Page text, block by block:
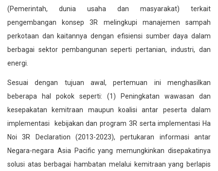
(Pemerintah, dunia usaha dan masyarakat) terkait
pengembangan konsep 3R melingkupi manajemen sampah
perkotaan dan kaitannya dengan efisiensi sumber daya dalam
berbagai sektor pembangunan seperti pertanian, industri, dan
energi.
Sesuai dengan tujuan awal, pertemuan ini menghasilkan
beberapa hal pokok seperti: (1) Peningkatan wawasan dan
kesepakatan kemitraan maupun koalisi antar peserta dalam
implementasi kebijakan dan program 3R serta implementasi Ha
Noi 3R Declaration (2013-2023), pertukaran informasi antar
Negara-negara Asia Pacific yang memungkinkan disepakatinya
solusi atas berbagai hambatan melalui kemitraan yang berlapis